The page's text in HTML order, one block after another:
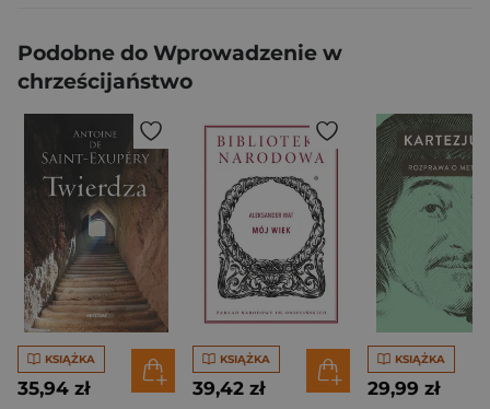
Podobne do Wprowadzenie w
chrześcijaństwo
KSIĄŻKA
35,94 zł
KSIĄŻKA
39,42 zł
KSIĄŻKA
29,99 zł